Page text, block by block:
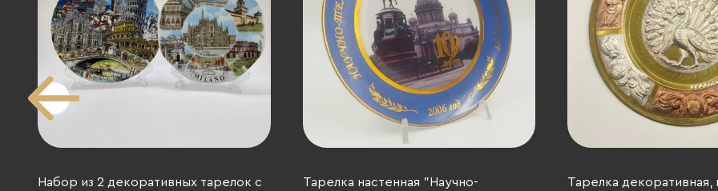
Набор из 2 декоративных тарелок с
Тарелка настенная "Научно-
Тарелка декоративная,